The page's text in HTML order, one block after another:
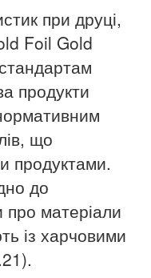
при друці,
Foil Gold
продукти
що
продуктами.
до
матеріали
із харчовими